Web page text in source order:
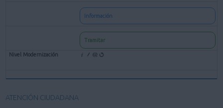
Información
Tramitar
ATENCIÓN CIUDADANA